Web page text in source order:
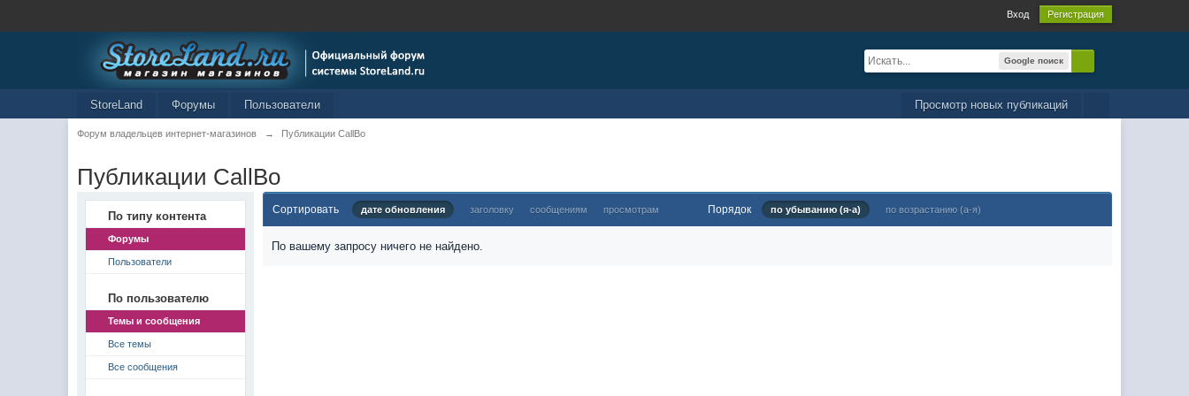
Вход Регистрация
Google поиск
Просмотр новых публикаций
StoreLand Форумы Пользователи
Форум владельцев интернет-магазинов → Публикации CallBo
Публикации CallBo
По типу контента
Форумы
Пользователи
По пользователю
Темы и сообщения
Все темы
Все сообщения
Сортировать дате обновления заголовку сообщениям просмотрам Порядок по убыванию (я-а) по возрастанию (а-я)
По вашему запросу ничего не найдено.